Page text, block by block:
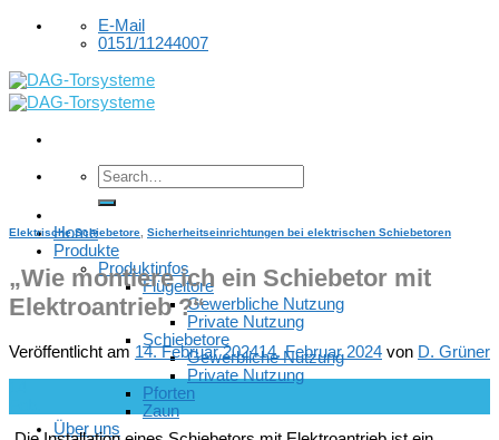
Skip
E-Mail
0151/11244007
Home
Produkte
Produktinfos
Flügeltore
Gewerbliche Nutzung
Private Nutzung
Schiebetore
Gewerbliche Nutzung
Private Nutzung
Pforten
Zaun
Über uns
Elektrische Schiebetore Sicherheitseinrichtungen bei elektrischen Schiebetoren
„Wie montiere ich ein Schiebetor mit
Elektroantrieb ?“
Veröffentlicht am 14. Februar 202414. Februar 2024 von D. Grüner